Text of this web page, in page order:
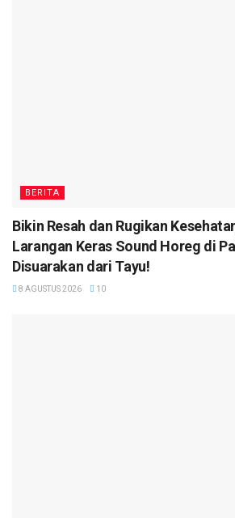
BERITA
Bikin Resah dan Rugikan
Larangan Keras Sound Horeg di
Disuarakan dari Tayu!
8 AGUSTUS 2026 10